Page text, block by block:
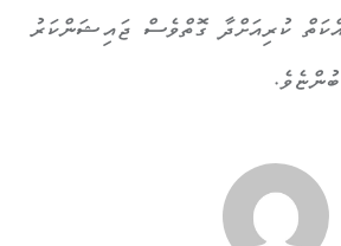
ކުރިއަށްދާ ގޮތްވެސް ޖައިޝަންކަރު